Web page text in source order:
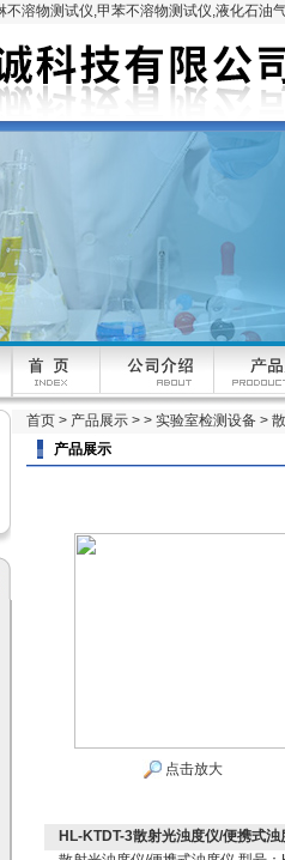
溶物测试仪,甲苯不溶物测试仪,液化石油
首页 > 产品展示 > > 实验室检测设备 >
产品展示
点击放大
HL-KTDT-3散射光浊度仪/便携式